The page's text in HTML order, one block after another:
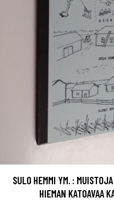
SULO HEMMI YM. :
HIEMAN KATOAVAA